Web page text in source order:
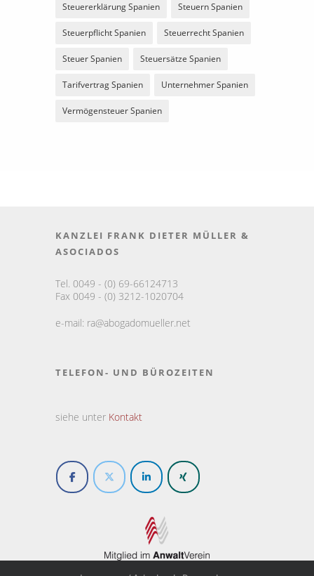
Steuererklärung Spanien Steuern Spanien
Steuerpflicht Spanien Steuerrecht Spanien
Steuer Spanien Steuersätze Spanien
Tarifvertrag Spanien Unternehmer Spanien
Vermögensteuer Spanien
KANZLEI FRANK DIETER MÜLLER &
ASOCIADOS
Tel. 0049 - (0) 69-66124713
Fax 0049 - (0) 3212-1020704
e-mail: ra@abogadomueller.net
TELEFON- UND BÜROZEITEN
siehe unter Kontakt